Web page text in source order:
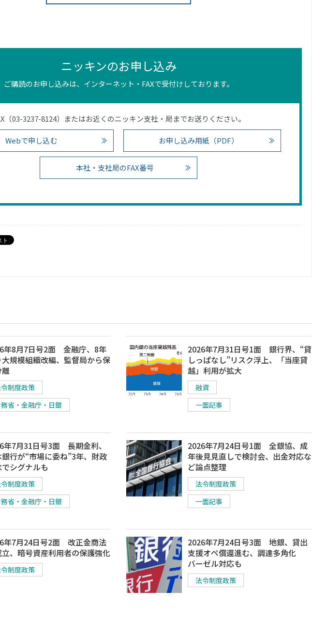
ニッキンのお申し込み
ご購読のお申し込みは、インターネット・FAXで受付けしております。
（03-3237-8124）またはお近くのニッキン支社・局までお送りください。
Webで申し込む お申し込み用紙（PDF）
本社・支社局のFAX番号
年8月7日号2面 金融庁、8年
規模組織改編、監督局から保
制度政策
省・金融庁・日銀
2026年7月31日号1面 銀行界、“貸
しっぱなし”リスク浮上、「当座貸
越」利用が拡大
融資
一面記事
年7月31日号3面 長期金利、
銀行が“市場に委ね”3年、財政
シグナルも
制度政策
省・金融庁・日銀
2026年7月24日号1面 全銀協、成
年後見見直しで検討会、出金対応な
ど論点整理
法令制度政策
一面記事
年7月24日号2面 改正金商法
、暗号資産利用者の保護強化
制度政策
2026年7月24日号3面 地銀、貸出
支援オペ償還進む、調達多角化
バーゼル対応も
法令制度政策